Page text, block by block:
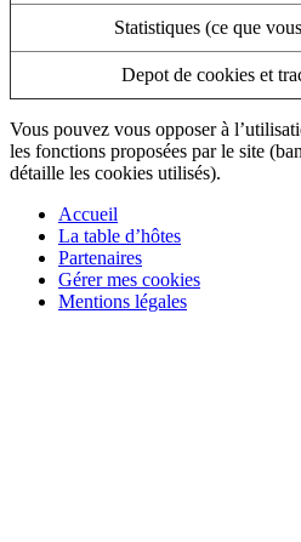
Statistiques (ce que
Depot de cookies et
Vous pouvez vous opposer à
les fonctions proposées par le site
détaille les cookies utilisés).
Accueil
La table d’hôtes
Partenaires
Gérer mes cookies
Mentions légales